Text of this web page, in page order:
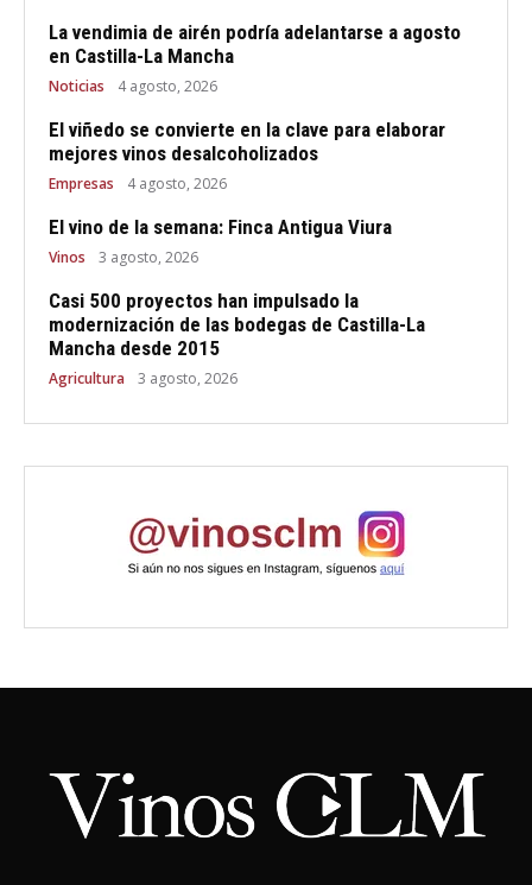
La vendimia de airén podría adelantarse a agosto
en Castilla-La Mancha
Noticias 4 agosto, 2026
El viñedo se convierte en la clave para elaborar
mejores vinos desalcoholizados
Empresas 4 agosto, 2026
El vino de la semana: Finca Antigua Viura
Vinos 3 agosto, 2026
Casi 500 proyectos han impulsado la
modernización de las bodegas de Castilla-La
Mancha desde 2015
Agricultura 3 agosto, 2026